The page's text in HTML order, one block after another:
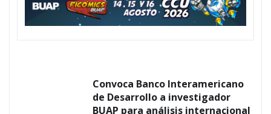
Convoca Banco Interamericano
de Desarrollo a investigador
BUAP para análisis internacional